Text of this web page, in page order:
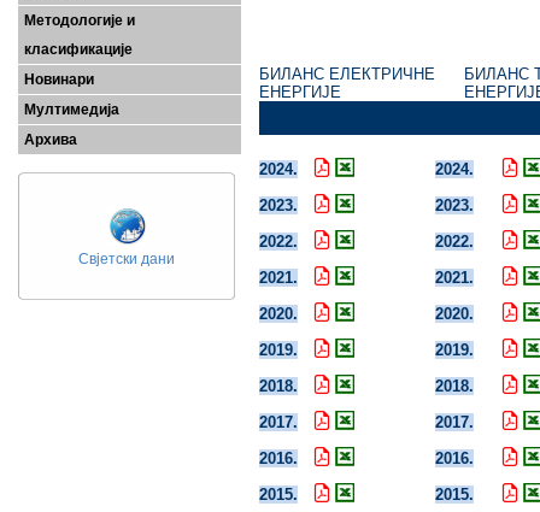
Методологије и
класификације
Новинари
Мултимедија
Архива
Свјетски дани
БИЛАНС ЕЛЕКТРИЧНЕ
ЕНЕРГИЈЕ
БИЛАНС
2024.
2024.
2023.
2023.
2022.
2022.
2021.
2021.
2020.
2020.
2019.
2019.
2018.
2018.
2017.
2017.
2016.
2016.
2015.
2015.